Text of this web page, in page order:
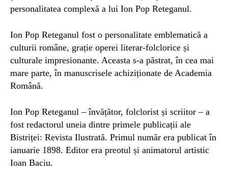
personalitatea complexă a lui Ion Pop Reteganul.
Ion Pop Reteganul fost o personalitate emblematică a
culturii române, grație operei literar-folclorice și
culturale impresionante. Aceasta s-a păstrat, în cea mai
mare parte, în manuscrisele achiziționate de Academia
Română.
Ion Pop Reteganul – învățător, folclorist și scriitor – a
fost redactorul uneia dintre primele publicații ale
Bistriței: Revista Ilustrată. Primul număr era publicat în
ianuarie 1898. Editor era preotul și animatorul artistic
Ioan Baciu.